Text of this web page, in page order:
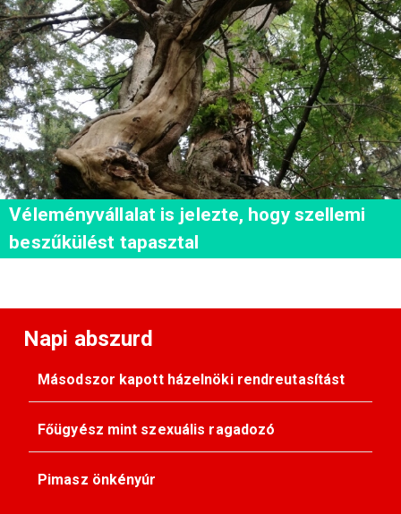
Véleményvállalat is jelezte, hogy szellemi
beszűkülést tapasztal
Napi abszurd
Másodszor kapott házelnöki rendreutasítást
Főügyész mint szexuális ragadozó
Pimasz önkényúr